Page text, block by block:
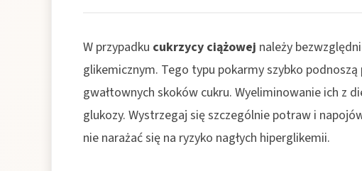
W przypadku cukrzycy ciążowej należy
glikemicznym. Tego typu pokarmy szybko
gwałtownych skoków cukru. Wyeliminowanie ich z
glukozy. Wystrzegaj się szczególnie potraw i
nie narażać się na ryzyko nagłych hiperglikemii.